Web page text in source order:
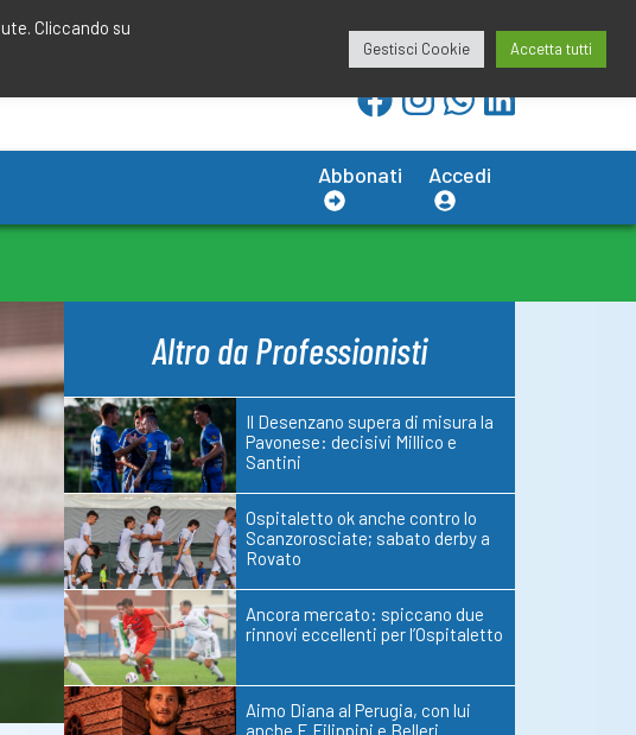
redazione@calciobresciano.it
Abbonati Accedi
Altro da Professionisti
Il Desenzano supera di misura la
Pavonese: decisivi Millico e
Santini
Ospitaletto ok anche contro lo
Scanzorosciate; sabato derby a
Rovato
Ancora mercato: spiccano due
rinnovi eccellenti per l’Ospitaletto
Aimo Diana al Perugia, con lui
anche E.Filippini e Belleri
Cliccando su
Gestisci Cookie Accetta tutti